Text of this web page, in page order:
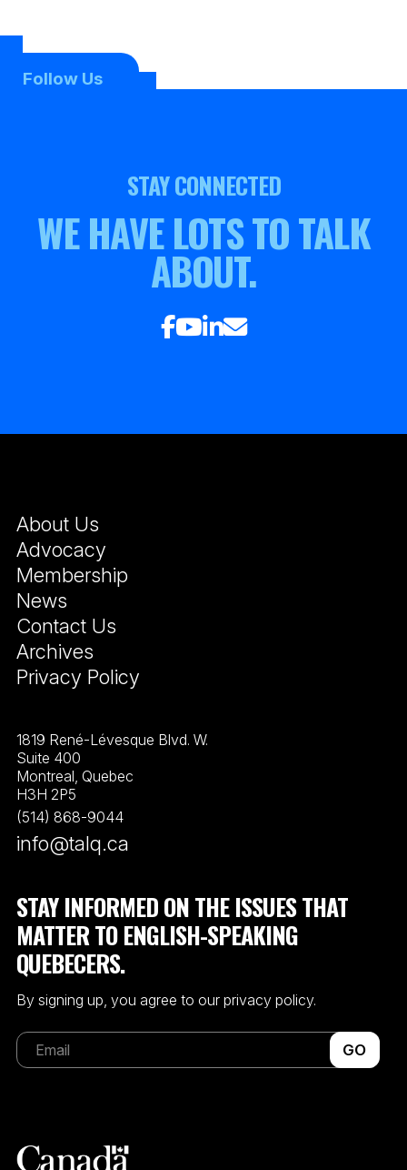
Follow Us
STAY CONNECTED
WE HAVE LOTS TO TALK
ABOUT.
About Us
Advocacy
Membership
News
Contact Us
Archives
Privacy Policy
1819 René-Lévesque Blvd. W.
Suite 400
Montreal, Quebec
H3H 2P5
(514) 868-9044
info@talq.ca
STAY INFORMED ON THE ISSUES THAT
MATTER TO ENGLISH-SPEAKING
QUEBECERS.
By signing up, you agree to our privacy policy.
GO